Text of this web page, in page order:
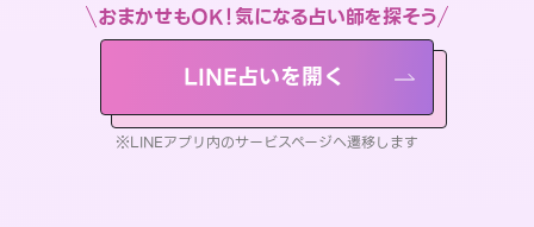
おまかせもOK！気になる占い師を探そう
LINE占いを開く
※LINEアプリ内のサービスページへ遷移します